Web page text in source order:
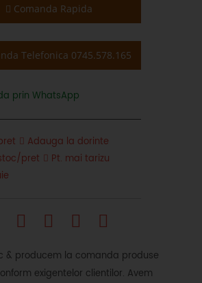
Comanda Rapida
Telefonica 0745.578.165
prin WhatsApp
Adauga la dorinte
pret
Pt. mai tarizu
& producem la comanda produse
exigentelor clientilor. Avem